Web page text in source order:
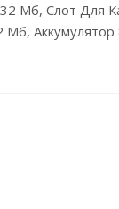
Мб, Слот Для
Аккумулятор